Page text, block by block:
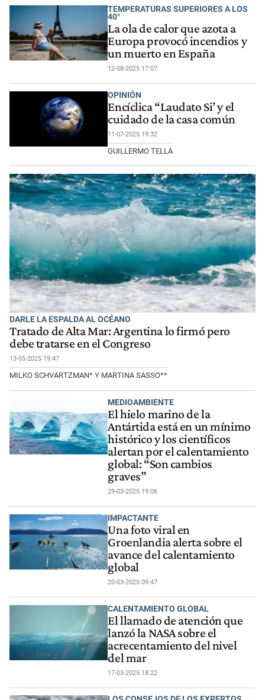
TEMPERATURAS SUPERIORES A LOS
40°
La ola de calor que azota a
Europa provocó incendios y
un muerto en España
12-08-2025 17:07
OPINIÓN
Encíclica “Laudato Si’ y el
cuidado de la casa común
11-07-2025 19:32
GUILLERMO TELLA
DARLE LA ESPALDA AL OCÉANO
Tratado de Alta Mar: Argentina lo firmó pero
debe tratarse en el Congreso
13-05-2025 19:47
MILKO SCHVARTZMAN* Y MARTINA SASSO**
MEDIOAMBIENTE
El hielo marino de la
Antártida está en un mínimo
histórico y los científicos
alertan por el calentamiento
global: “Son cambios
graves”
29-03-2025 19:06
IMPACTANTE
Una foto viral en
Groenlandia alerta sobre el
avance del calentamiento
global
20-03-2025 09:47
CALENTAMIENTO GLOBAL
El llamado de atención que
lanzó la NASA sobre el
acrecentamiento del nivel
del mar
17-03-2025 18:22